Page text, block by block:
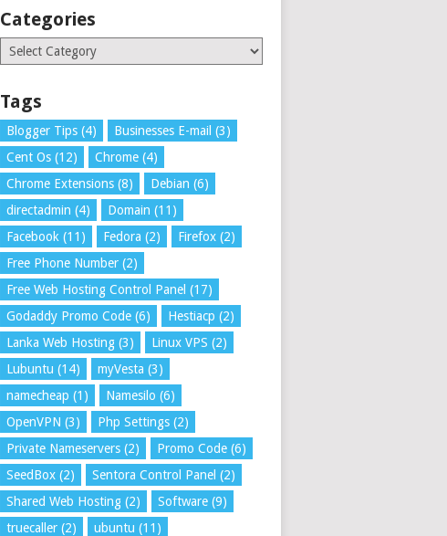
Categories
Categories
Tags
Blogger Tips (4) Businesses E-mail (3)
Cent Os (12) Chrome (4)
Chrome Extensions (8) Debian (6)
directadmin (4) Domain (11)
Facebook (11) Fedora (2) Firefox (2)
Free Phone Number (2)
Free Web Hosting Control Panel (17)
Godaddy Promo Code (6) Hestiacp (2)
Lanka Web Hosting (3) Linux VPS (2)
Lubuntu (14) myVesta (3)
namecheap (1) Namesilo (6)
OpenVPN (3) Php Settings (2)
Private Nameservers (2) Promo Code (6)
SeedBox (2) Sentora Control Panel (2)
Shared Web Hosting (2) Software (9)
truecaller (2) ubuntu (11)